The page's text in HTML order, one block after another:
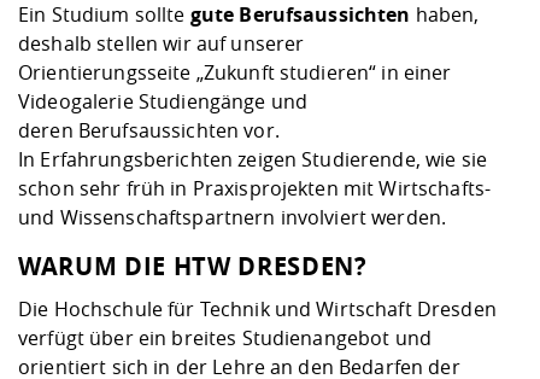
Ein Studium sollte gute Berufsaussichten haben,
deshalb stellen wir auf unserer
Orientierungsseite „Zukunft studieren“ in einer
Videogalerie Studiengänge und
deren Berufsaussichten vor.
In Erfahrungsberichtenzeigen Studierende, wie sie
schon sehr früh in Praxisprojekten mit Wirtschafts-
und Wissenschaftspartnern involviert werden.
WARUM DIE HTW DRESDEN?
Die Hochschule für Technik und Wirtschaft Dresden
verfügt über ein breites Studienangebot und
orientiert sich in der Lehre an den Bedarfen der